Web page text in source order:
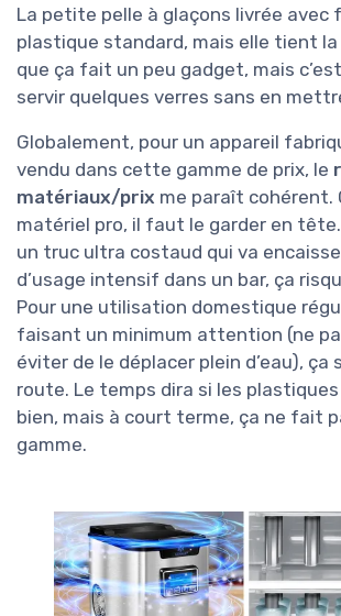
La petite pelle à glaçons livrée avec
plastique standard, mais elle tient la
que ça fait un peu gadget, mais
servir quelques verres sans en
Globalement, pour un appareil
vendu dans cette gamme de prix, le
matériaux/prix me paraît cohérent.
matériel pro, il faut le garder en
un truc ultra costaud qui va
d’usage intensif dans un bar, ça
Pour une utilisation domestique
faisant un minimum attention (ne
éviter de le déplacer plein d’eau), ça
route. Le temps dira si les
bien, mais à court terme, ça ne fait
gamme.